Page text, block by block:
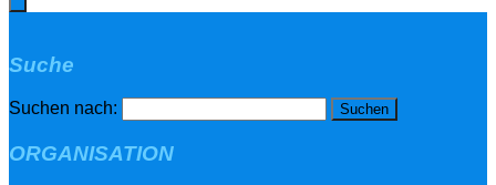
Suche
Suchen nach:
ORGANISATION